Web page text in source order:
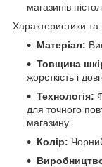
магазинів
Характеристики та
Матеріал:
Товщина
жорсткість і
Технологія:
для точного
магазину.
Колір: